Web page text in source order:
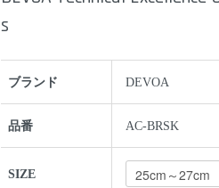
s
ブランド DEVOA
品番 AC-BRSK
SIZE